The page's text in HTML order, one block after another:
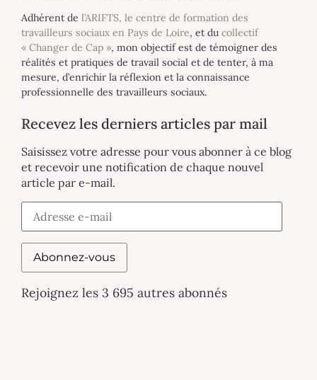
Adhérent de l’ARIFTS, le centre de formation des
travailleurs sociaux en Pays de Loire, et du collectif
« Changer de Cap », mon objectif est de témoigner des
réalités et pratiques de travail social et de tenter, à ma
mesure, d’enrichir la réflexion et la connaissance
professionnelle des travailleurs sociaux.
Recevez les derniers articles par mail
Saisissez votre adresse pour vous abonner à ce blog
et recevoir une notification de chaque nouvel
article par e-mail.
Abonnez-vous
Rejoignez les 3 695 autres abonnés